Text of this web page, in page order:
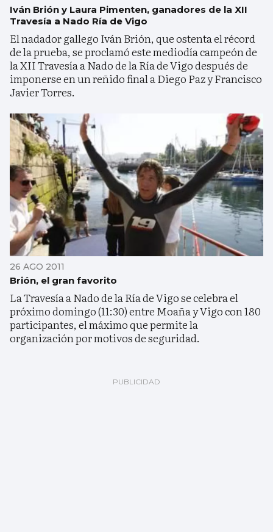
Iván Brión y Laura Pimenten, ganadores de la XII
Travesía a Nado Ría de Vigo
El nadador gallego Iván Brión, que ostenta el récord
de la prueba, se proclamó este mediodía campeón de
la XII Travesía a Nado de la Ría de Vigo después de
imponerse en un reñido final a Diego Paz y Francisco
Javier Torres.
26 AGO 2011
Brión, el gran favorito
La Travesía a Nado de la Ría de Vigo se celebra el
próximo domingo (11:30) entre Moaña y Vigo con 180
participantes, el máximo que permite la
organización por motivos de seguridad.